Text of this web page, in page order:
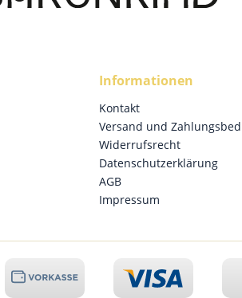
Informationen
Kontakt
Versand und
Widerrufsrecht
Datenschutzerklärung
AGB
Impressum